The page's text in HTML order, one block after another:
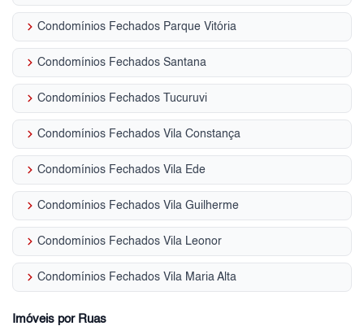
keyboard_arrow_right Condomínios Fechados Parque Vitória
keyboard_arrow_right Condomínios Fechados Santana
keyboard_arrow_right Condomínios Fechados Tucuruvi
keyboard_arrow_right Condomínios Fechados Vila Constança
keyboard_arrow_right Condomínios Fechados Vila Ede
keyboard_arrow_right Condomínios Fechados Vila Guilherme
keyboard_arrow_right Condomínios Fechados Vila Leonor
keyboard_arrow_right Condomínios Fechados Vila Maria Alta
Imóveis por Ruas